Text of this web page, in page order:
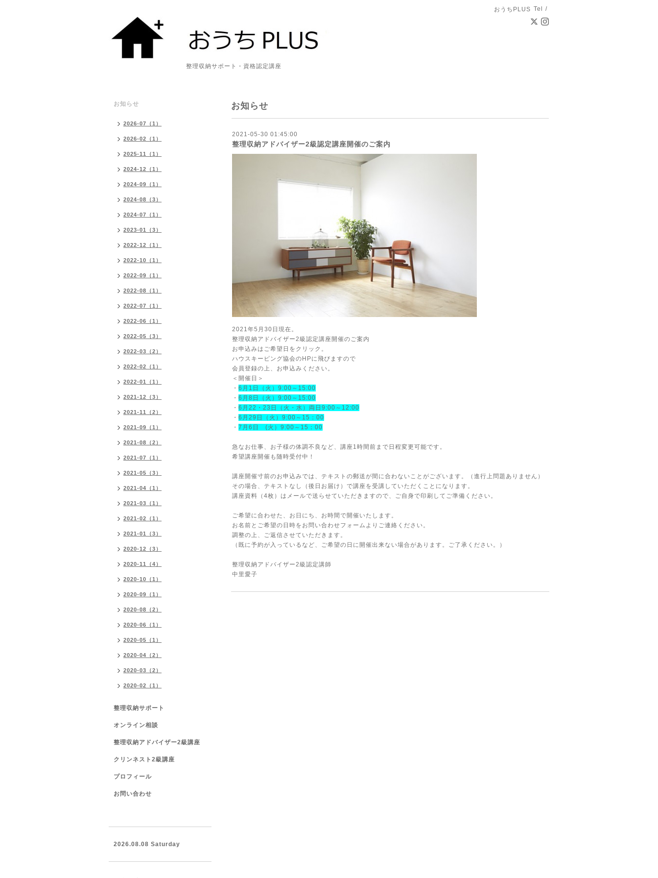
おうちPLUS Tel /
整理収納サポート・資格認定講座
お知らせ
2021-05-30 01:45:00
整理収納アドバイザー2級認定講座開催のご案内
2021年5月30日現在。
整理収納アドバイザー2級認定講座開催のご案内
お申込みはご希望日をクリック。
ハウスキーピング協会のHPに飛びますので
会員登録の上、お申込みください。
＜開催日＞
・ 6月1日（火）9:00～15:00
・ 6月8日（火）9:00～15:00
・ 6月22・23日（火・水）両日9:00～12:00
・ 6月29日（火）9:00～15：00
・ 7月6日 (火）9:00～15：00
急なお仕事、お子様の体調不良など、講座1時間前まで日程変更可能です。
希望講座開催も随時受付中！
講座開催寸前のお申込みでは、テキストの郵送が間に合わないことがございます。（進行上問題ありません）
その場合、テキストなし（後日お届け）で講座を受講していただくことになります。
講座資料（4枚）はメールで送らせていただきますので、ご自身で印刷してご準備ください。
ご希望に合わせた、お日にち、お時間で開催いたします。
お名前とご希望の日時をお問い合わせフォームよりご連絡ください。
調整の上、ご返信させていただきます。
（既に予約が入っているなど、ご希望の日に開催出来ない場合があります。ご了承ください。）
整理収納アドバイザー2級認定講師
中里愛子
お知らせ
2026-07（1）
2026-02（1）
2025-11（1）
2024-12（1）
2024-09（1）
2024-08（3）
2024-07（1）
2023-01（3）
2022-12（1）
2022-10（1）
2022-09（1）
2022-08（1）
2022-07（1）
2022-06（1）
2022-05（3）
2022-03（2）
2022-02（1）
2022-01（1）
2021-12（3）
2021-11（2）
2021-09（1）
2021-08（2）
2021-07（1）
2021-05（3）
2021-04（1）
2021-03（1）
2021-02（1）
2021-01（3）
2020-12（3）
2020-11（4）
2020-10（1）
2020-09（1）
2020-08（2）
2020-06（1）
2020-05（1）
2020-04（2）
2020-03（2）
2020-02（1）
整理収納サポート
オンライン相談
整理収納アドバイザー2級講座
クリンネスト2級講座
プロフィール
お問い合わせ
2026.08.08 Saturday